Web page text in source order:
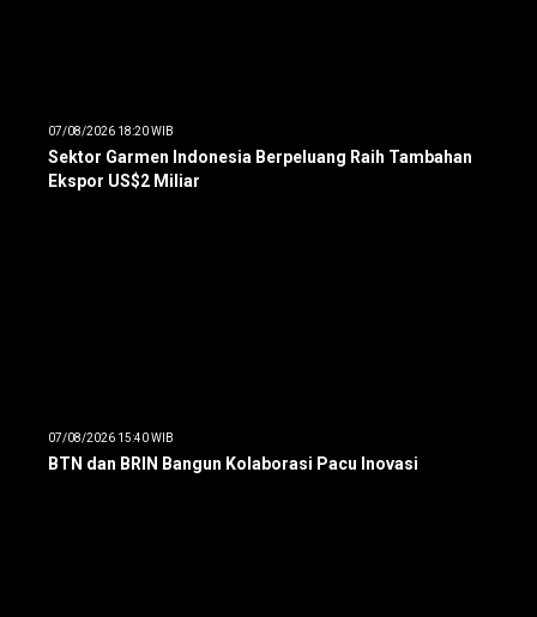
07/08/2026 18:20 WIB
Sektor Garmen Indonesia Berpeluang Raih Tambahan
Ekspor US$2 Miliar
07/08/2026 15:40 WIB
BTN dan BRIN Bangun Kolaborasi Pacu Inovasi